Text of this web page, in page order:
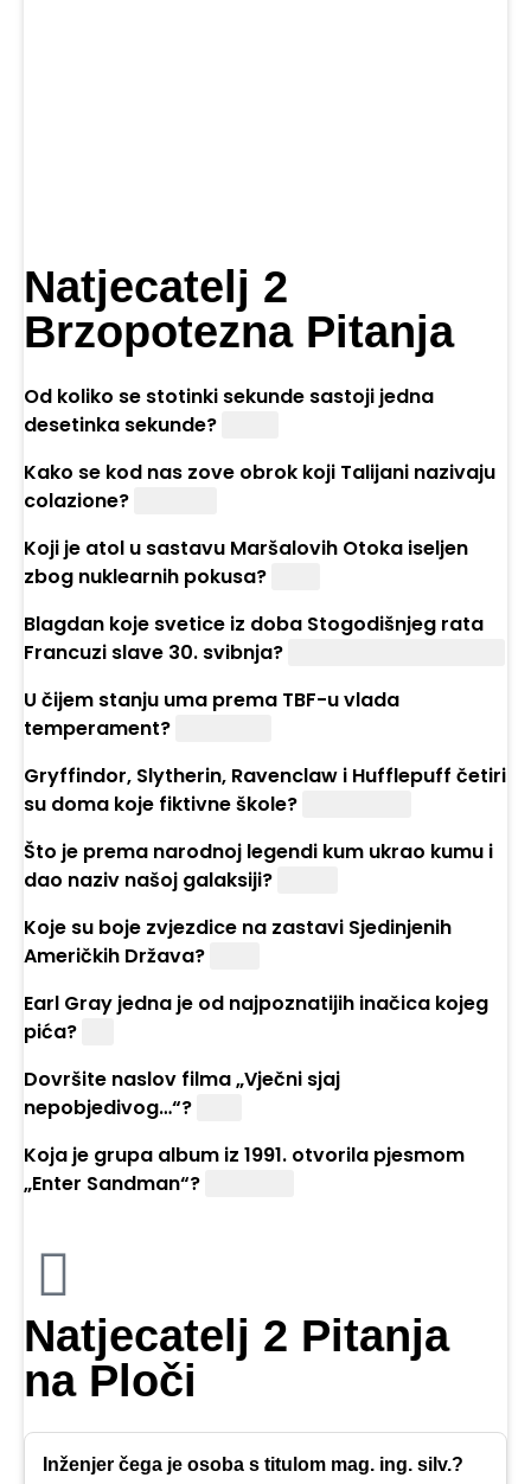
Natjecatelj 2
Brzopotezna Pitanja
Od koliko se stotinki sekunde sastoji jedna
desetinka sekunde?
Kako se kod nas zove obrok koji Talijani nazivaju
colazione?
Koji je atol u sastavu Maršalovih Otoka iseljen
zbog nuklearnih pokusa?
Blagdan koje svetice iz doba Stogodišnjeg rata
Francuzi slave 30. svibnja?
U čijem stanju uma prema TBF-u vlada
temperament?
Gryffindor, Slytherin, Ravenclaw i Hufflepuff četiri
su doma koje fiktivne škole?
Što je prema narodnoj legendi kum ukrao kumu i
dao naziv našoj galaksiji?
Koje su boje zvjezdice na zastavi Sjedinjenih
Američkih Država?
Earl Gray jedna je od najpoznatijih inačica kojeg
pića?
Dovršite naslov filma „Vječni sjaj
nepobjedivog…“?
Koja je grupa album iz 1991. otvorila pjesmom
„Enter Sandman“?
Natjecatelj 2 Pitanja
na Ploči
Inženjer čega je osoba s titulom mag. ing. silv.?